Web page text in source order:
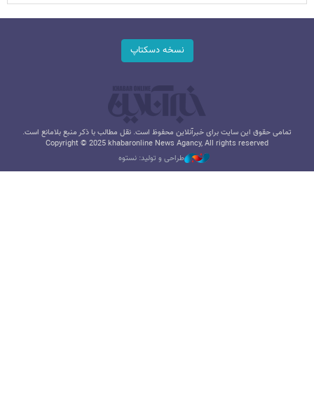
نسخه دسکتاپ
تمامی حقوق این سایت برای خبرآنلاین محفوظ است. نقل مطالب با ذکر منبع بلامانع است.
Copyright © 2025 khabaronline News Agancy, All rights reserved
طراحی و تولید: نستوه